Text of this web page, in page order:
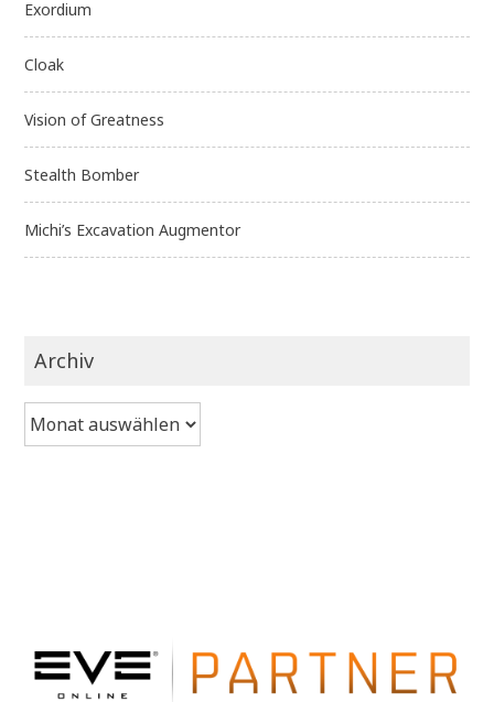
Exordium
Cloak
Vision of Greatness
Stealth Bomber
Michi’s Excavation Augmentor
Archiv
Archiv